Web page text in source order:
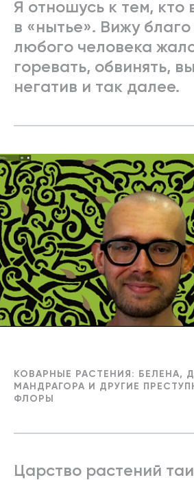
Я отношусь к тем, кто
в «нытье». Вижу
любого человека
горевать, обвинять,
негатив и так далее.
КОВАРНЫЕ РАСТЕНИЯ: БЕЛЕНА,
МАНДРАГОРА И ДРУГИЕ
ФЛОРЫ
Царство растений